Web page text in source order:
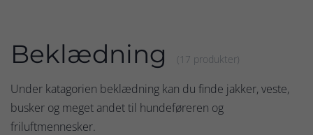
Beklædning (17 produkter)
Under katagorien beklædning kan du finde jakker, veste,
busker og meget andet til hundeføreren og
friluftmennesker.